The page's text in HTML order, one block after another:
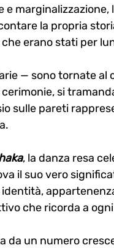
e
la propria
erano stati per
— sono tornate al
si
sulle pareti
, la danza resa
il suo vero
che ricorda a
da un numero